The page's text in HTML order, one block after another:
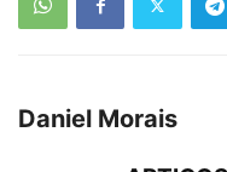
Daniel Morais